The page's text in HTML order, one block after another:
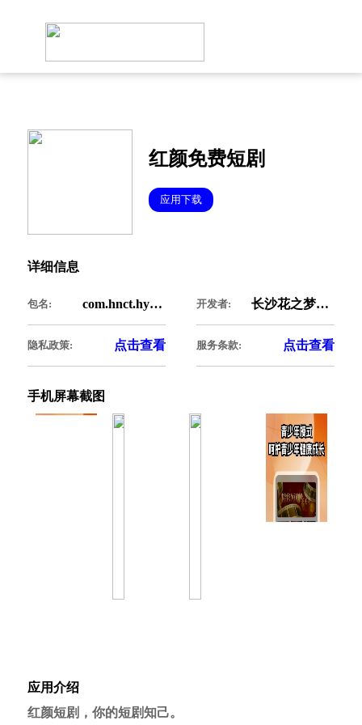
红颜免费短剧
应用下载
详细信息
包名: com.hnct.hyshortplay
隐私政策: 点击查看
开发者: 长沙花之梦科技有限公司
服务条款: 点击查看
手机屏幕截图
应用介绍
红颜短剧，你的短剧知己。